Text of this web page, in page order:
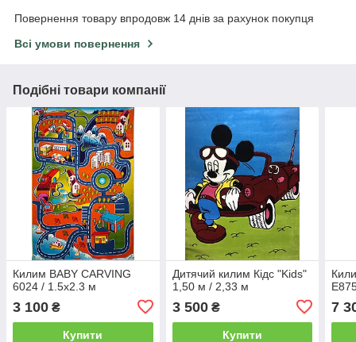
Повернення товару впродовж 14 днів за рахунок покупця
Всі умови повернення
Подібні товари компанії
Килим BABY CARVING
6024 / 1.5х2.3 м
3 100 ₴
Купити
Дитячий килим Кідс "Kids"
1,50 м / 2,33 м
3 500₴
Купити
7